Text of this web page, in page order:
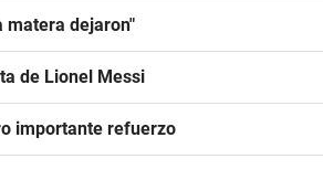
matera dejaron"
de Lionel Messi
importante refuerzo